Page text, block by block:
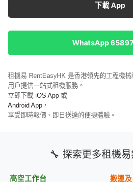
下載 App
WhatsApp
租機易 RentEasyHK 是香港領先的工程機
用戶提供一站式租機服務。
立即下載 iOS App 或
Android App ，
享受即時報價、即日送達的便捷體驗。
🔧 探索更多租機
高空工作台 搬運